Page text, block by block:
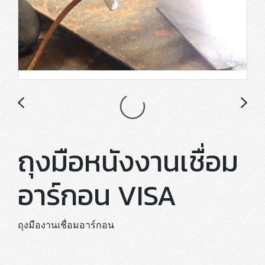
ถุงมือหนังงานเชื่อม
อาร์กอน VISA
ถุงมืองานเชื่อมอาร์กอน